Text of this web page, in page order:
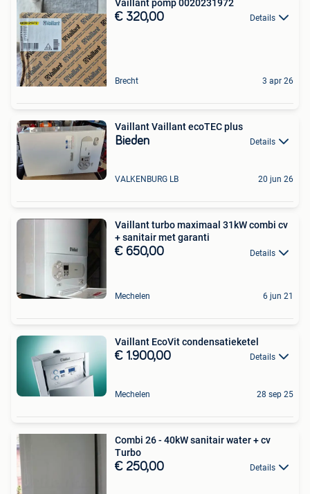
Vaillant pomp 0020231972
€ 320,00 Details
Brecht 3 apr 26
Vaillant Vaillant ecoTEC plus
Bieden Details
VALKENBURG LB 20 jun 26
Vaillant turbo maximaal 31kW combi cv
+ sanitair met garanti
€ 650,00 Details
Mechelen 6 jun 21
Vaillant EcoVit condensatieketel
€ 1.900,00 Details
Mechelen 28 sep 25
Combi 26 - 40kW sanitair water + cv
Turbo
€ 250,00 Details